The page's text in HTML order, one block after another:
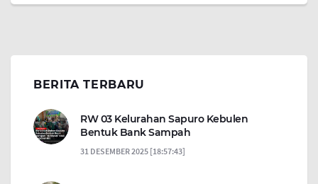
BERITA TERBARU
RW 03 Kelurahan Sapuro Kebulen
Bentuk Bank Sampah
31 DESEMBER 2025 [18:57:43]